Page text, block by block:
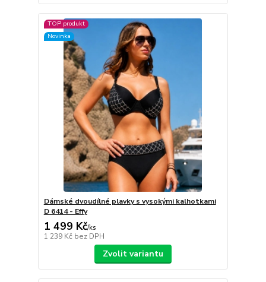
TOP produkt
Novinka
Dámské dvoudílné plavky s vysokými kalhotkami
D 6414 - Effy
1 499 Kč/ks
1 239 Kč bez DPH
Zvolit variantu